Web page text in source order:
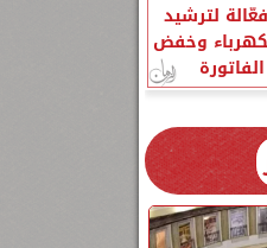
لترشيد
وخفض